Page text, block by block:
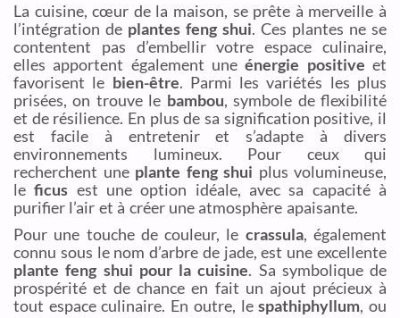
La cuisine, cœur de la maison, se prête à merveille à
l’intégration de plantes feng shui. Ces plantes ne se
contentent pas d’embellir votre espace culinaire,
elles apportent également uneénergie positive et
favorisent le bien-être. Parmi les variétés les plus
prisées, on trouve le bambou, symbole de flexibilité
et de résilience. En plus de sa signification positive, il
est facile à entretenir et s’adapte à divers
environnements lumineux. Pour ceux qui
recherchent une plante feng shui plus volumineuse,
leficus est une option idéale, avec sa capacité à
purifier l’air et à créer une atmosphère apaisante.
Pour une touche de couleur, le crassula, également
connu sous le nom d’arbre de jade, est une excellente
plante feng shui pour la cuisine. Sa symbolique de
prospérité et de chance en fait un ajout précieux à
tout espace culinaire. En outre, lespathiphyllum, ou